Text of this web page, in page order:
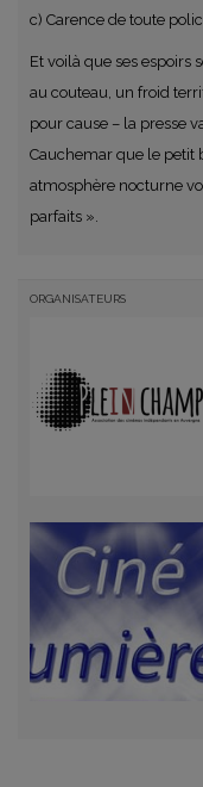
c) Carence de toute
Et voilà que ses
au couteau, un froid
pour cause – la presse
Cauchemar que le petit
atmosphère nocturne
parfaits ».
ORGANISATEURS